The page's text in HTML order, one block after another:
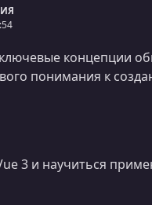
концепции
понимания к
3 и научиться